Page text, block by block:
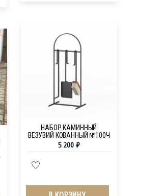
НАБОР КАМИННЫЙ
ВЕЗУВИЙ КОВАННЫЙ №100Ч
5 200 ₽